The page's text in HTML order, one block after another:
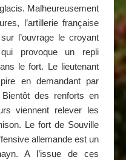
Malheureusement
l’artillerie française
l’ouvrage le croyant
provoque un repli
le fort. Le lieutenant
en demandant par
Bientôt des renforts en
viennent relever les
Le fort de Souville
allemande est un
A l’issue de ces